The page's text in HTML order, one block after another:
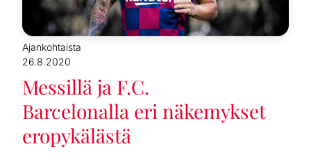
Ajankohtaista
26.8.2020
Messillä ja F.C.
Barcelonalla eri näkemykset
eropykälästä